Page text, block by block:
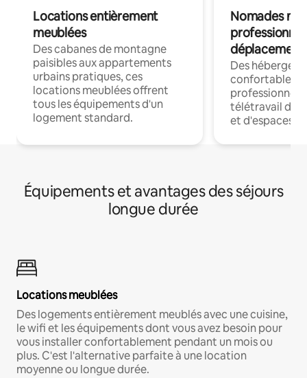
Locations entièrement
meublées
Des cabanes de montagne
paisibles aux appartements
urbains pratiques, ces
locations meublées offrent
tous les équipements d'un
logement standard.
Nomades
déplacement
Des
confortables
professionnels
télétravail
et d'espaces
Équipements et avantages des séjours
longue durée
Locations meublées
Des logements entièrement meublés avec une cuisine,
le wifi et les équipements dont vous avez besoin pour
vous installer confortablement pendant un mois ou
plus. C'est l'alternative parfaite à une location
moyenne ou longue durée.